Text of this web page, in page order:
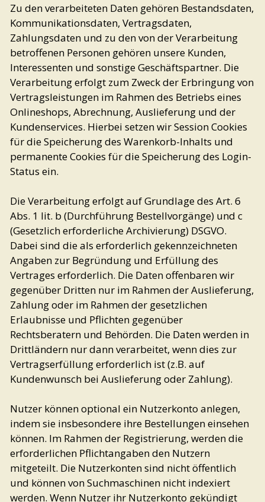
Zu den verarbeiteten Daten gehören Bestandsdaten,
Kommunikationsdaten, Vertragsdaten,
Zahlungsdaten und zu den von der Verarbeitung
betroffenen Personen gehören unsere Kunden,
Interessenten und sonstige Geschäftspartner. Die
Verarbeitung erfolgt zum Zweck der Erbringung von
Vertragsleistungen im Rahmen des Betriebs eines
Onlineshops, Abrechnung, Auslieferung und der
Kundenservices. Hierbei setzen wir Session Cookies
für die Speicherung des Warenkorb-Inhalts und
permanente Cookies für die Speicherung des Login-
Status ein.
Die Verarbeitung erfolgt auf Grundlage des Art. 6
Abs. 1 lit. b (Durchführung Bestellvorgänge) und c
(Gesetzlich erforderliche Archivierung) DSGVO.
Dabei sind die als erforderlich gekennzeichneten
Angaben zur Begründung und Erfüllung des
Vertrages erforderlich. Die Daten offenbaren wir
gegenüber Dritten nur im Rahmen der Auslieferung,
Zahlung oder im Rahmen der gesetzlichen
Erlaubnisse und Pflichten gegenüber
Rechtsberatern und Behörden. Die Daten werden in
Drittländern nur dann verarbeitet, wenn dies zur
Vertragserfüllung erforderlich ist (z.B. auf
Kundenwunsch bei Auslieferung oder Zahlung).
Nutzer können optional ein Nutzerkonto anlegen,
indem sie insbesondere ihre Bestellungen einsehen
können. Im Rahmen der Registrierung, werden die
erforderlichen Pflichtangaben den Nutzern
mitgeteilt. Die Nutzerkonten sind nicht öffentlich
und können von Suchmaschinen nicht indexiert
werden. Wenn Nutzer ihr Nutzerkonto gekündigt